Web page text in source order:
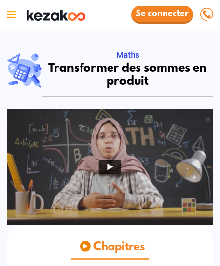
Se connecter
Maths
Transformer des sommes en
produit
Chapitres